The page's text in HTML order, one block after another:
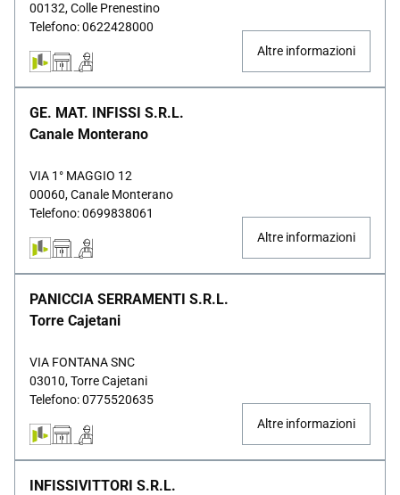
00132, Colle Prenestino
Telefono: 0622428000
Altre informazioni
GE. MAT. INFISSI S.R.L.
Canale Monterano
VIA 1° MAGGIO 12
00060, Canale Monterano
Telefono: 0699838061
Altre informazioni
PANICCIA SERRAMENTI S.R.L.
Torre Cajetani
VIA FONTANA SNC
03010, Torre Cajetani
Telefono: 0775520635
Altre informazioni
INFISSIVITTORI S.R.L.